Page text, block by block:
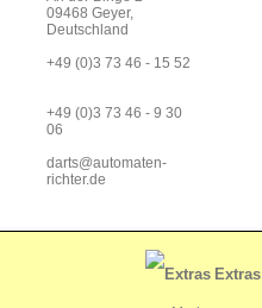
09468 Geyer,
Deutschland
+49 (0)3 73 46 - 15 52
+49 (0)3 73 46 - 9 30
06
darts@automaten-
richter.de
Extras